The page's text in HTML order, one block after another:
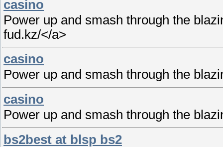
casino
Power up and smash through the
fud.kz/</a>
casino
Power up and smash through the
casino
Power up and smash through the
bs2best at blsp bs2